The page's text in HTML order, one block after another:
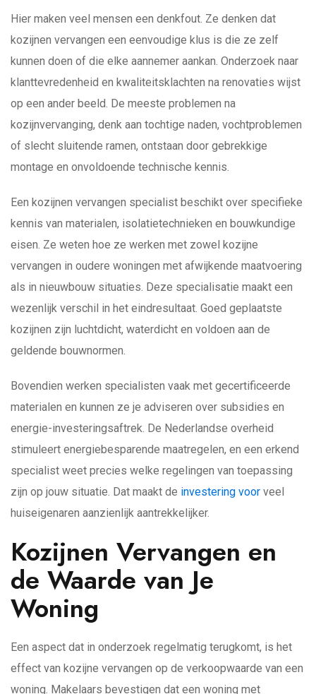
Hier maken veel mensen een denkfout. Ze denken dat
kozijnen vervangen een eenvoudige klus is die ze zelf
kunnen doen of die elke aannemer aankan. Onderzoek naar
klanttevredenheid en kwaliteitsklachten na renovaties wijst
op een ander beeld. De meeste problemen na
kozijnvervanging, denk aan tochtige naden, vochtproblemen
of slecht sluitende ramen, ontstaan door gebrekkige
montage en onvoldoende technische kennis.
Een kozijnen vervangen specialist beschikt over specifieke
kennis van materialen, isolatietechnieken en bouwkundige
eisen. Ze weten hoe ze werken met zowel kozijne
vervangen in oudere woningen met afwijkende maatvoering
als in nieuwbouw situaties. Deze specialisatie maakt een
wezenlijk verschil in het eindresultaat. Goed geplaatste
kozijnen zijn luchtdicht, waterdicht en voldoen aan de
geldende bouwnormen.
Bovendien werken specialisten vaak met gecertificeerde
materialen en kunnen ze je adviseren over subsidies en
energie-investeringsaftrek. De Nederlandse overheid
stimuleert energiebesparende maatregelen, en een erkend
specialist weet precies welke regelingen van toepassing
zijn op jouw situatie. Dat maakt de investering voor veel
huiseigenaren aanzienlijk aantrekkelijker.
Kozijnen Vervangen en
de Waarde van Je
Woning
Een aspect dat in onderzoek regelmatig terugkomt, is het
effect van kozijne vervangen op de verkoopwaarde van een
woning. Makelaars bevestigen dat een woning met